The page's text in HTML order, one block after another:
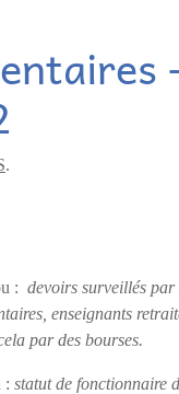
.
: devoirs surveillés par
enseignants
par des bourses.
: statut de fonctionnaire